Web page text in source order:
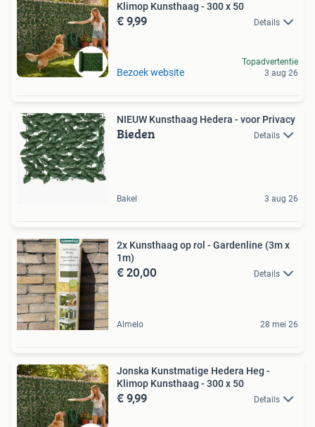
Klimop Kunsthaag - 300 x 50
€ 9,99 Details
Bezoek website
Topadvertentie
3 aug 26
NIEUW Kunsthaag Hedera - voor Privacy
Bieden Details
Bakel 3 aug 26
2x Kunsthaag op rol - Gardenline (3m x
1m)
€ 20,00 Details
Almelo 28 mei 26
Jonska Kunstmatige Hedera Heg -
Klimop Kunsthaag - 300 x 50
€ 9,99 Details